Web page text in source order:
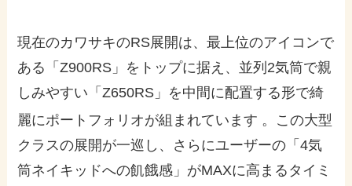
現在のカワサキのRS展開は、最上位のアイコンで
ある「Z900RS」をトップに据え、並列2気筒で親
しみやすい「Z650RS」を中間に配置する形で綺
麗にポートフォリオが組まれています 。この大型
クラスの展開が一巡し、さらにユーザーの「4気
筒ネイキッドへの飢餓感」がMAXに高まるタイミ